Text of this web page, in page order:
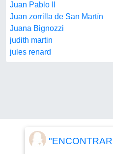
Juan Pablo II
Juan zorrilla de San Martín
Juana Bignozzi
judith martin
jules renard